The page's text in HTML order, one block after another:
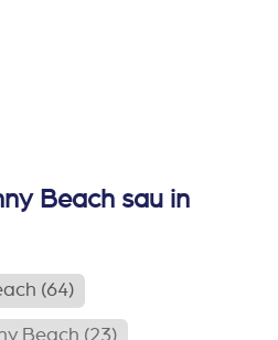
Beach sau in
(64)
Beach (23)